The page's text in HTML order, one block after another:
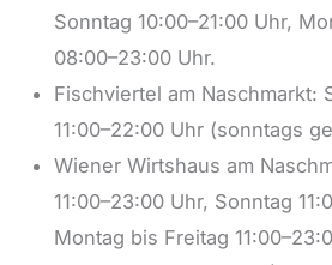
Sonntag 10:00–21:00 Uhr,
08:00–23:00 Uhr.
Fischviertel am Naschmarkt:
11:00–22:00 Uhr (sonntags
Wiener Wirtshaus am
11:00–23:00 Uhr, Sonntag
Montag bis Freitag